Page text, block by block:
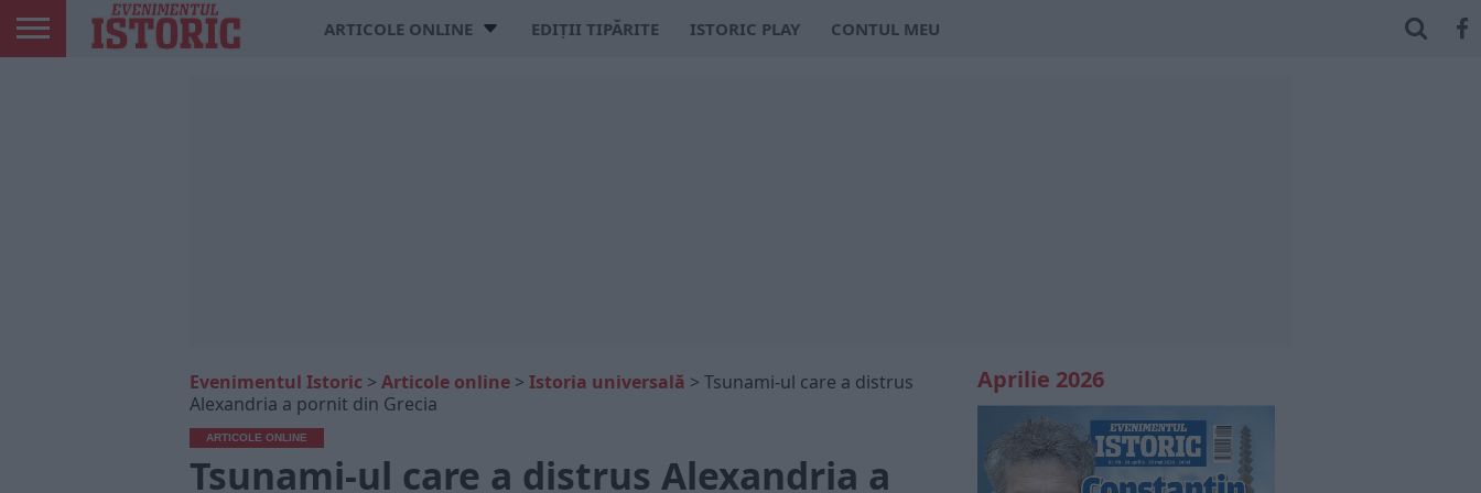
ARTICOLE ONLINE EDIȚII TIPĂRITE ISTORIC PLAY CONTUL MEU
Evenimentul Istoric > Articole online > Istoria universală > Tsunami-ul care a distrus
Alexandria a pornit din Grecia
ARTICOLE ONLINE
Tsunami-ul care a distrus Alexandria a
Aprilie 2026